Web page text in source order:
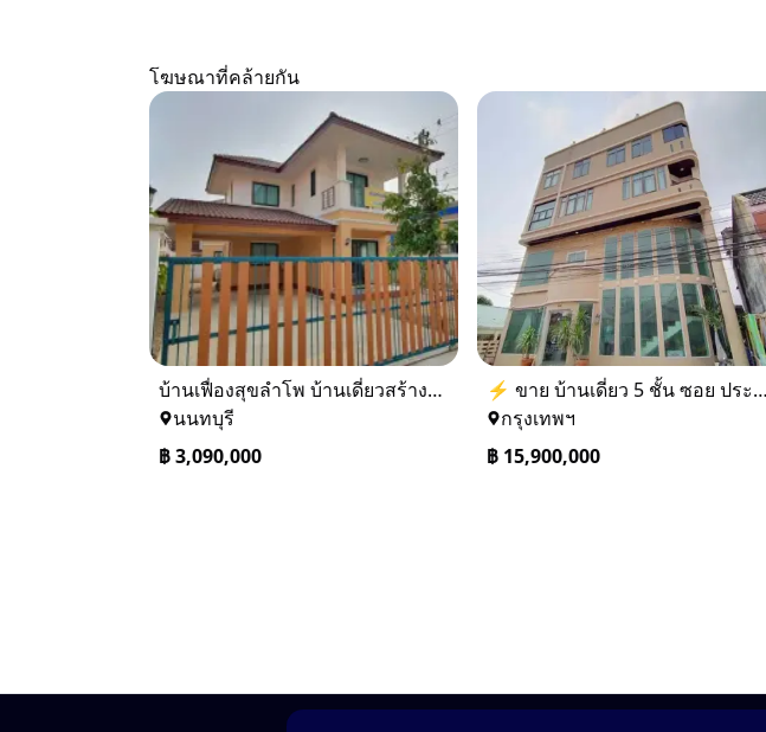
โฆษณาที่คล้ายกัน
บ้านเฟื่องสุขลำโพ บ้านเดี่ยวสร้างใหม่ บางบัวทอง
นนทบุรี
฿3,090,000
⚡ ขาย บ้านเดี่ยว 5 ชั้น ซอย ประชาชื่น 14 ใกล้ BTS
กรุงเทพฯ
฿ 15,900,000